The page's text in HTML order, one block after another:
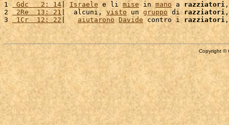
1 Gdc   2: 14| Israele e li mise in mano a razziatori
2
2Re  13: 21 |  alcuni, visto un gruppo di razziatori
3 1Cr  12: 22 | aiutarono Davide contro i razziatori
Copyright ©